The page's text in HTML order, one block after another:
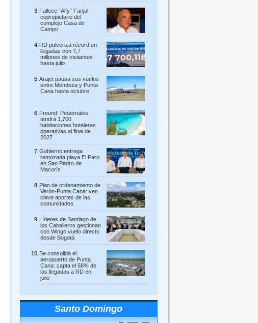
Fallece “Alfy” Fanjul,
copropietario del
complejo Casa de
Campo
RD pulveriza récord en
llegadas con 7,7
millones de visitantes
hasta julio
Arajet pausa sus vuelos
entre Mendoza y Punta
Cana hasta octubre
Freund: Pedernales
tendrá 1,700
habitaciones hoteleras
operativas al final de
2027
Gobierno entrega
remozada playa El Faro
en San Pedro de
Macorís
Plan de ordenamiento de
Verón-Punta Cana: ven
clave aportes de las
comunidades
Líderes de Santiago de
los Caballeros gestionan
con Wingo vuelo directo
desde Bogotá
Se consolida el
aeropuerto de Punta
Cana: capta el 58% de
las llegadas a RD en
julio
Santo Domingo